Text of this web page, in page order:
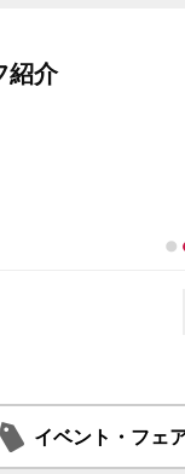
イベント・フェ